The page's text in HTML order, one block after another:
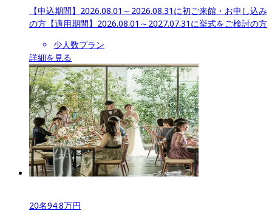
【申込期間】 2026.08.01～2026.08.31に初ご来館・お申し込み
の方 【適用期間】 2026.08.01～2027.07.31に挙式をご検討の方
少人数プラン
詳細を見る
20名94.8万円